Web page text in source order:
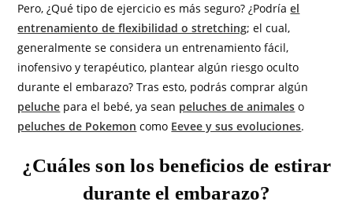
Pero, ¿Qué tipo de ejercicio es más seguro? ¿Podríael
entrenamiento de flexibilidad o stretching; el cual,
generalmente se considera un entrenamiento fácil,
inofensivo y terapéutico, plantear algún riesgo oculto
durante el embarazo? Tras esto, podrás comprar algún
peluche para el bebé, ya sean peluches de animales o
peluches de Pokemon como Eevee y sus evoluciones.
¿Cuáles son los beneficios de estirar
durante el embarazo?